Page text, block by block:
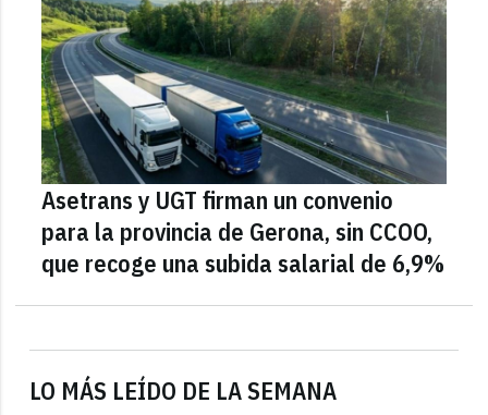
LO MÁS LEÍDO DE LA SEMANA
Asetrans y UGT firman un convenio
para la provincia de Gerona, sin CCOO,
que recoge una subida salarial de 6,9%